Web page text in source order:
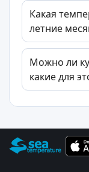
Какая
летние
Можно ли
какие для